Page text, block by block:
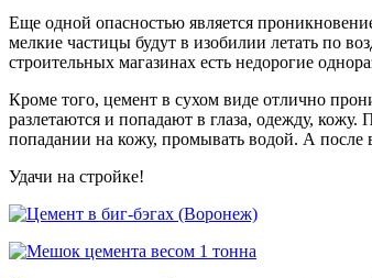
Еще одной опасностью является
мелкие частицы будут в изобилии летать по
строительных магазинах есть недорогие
Кроме того, цемент в сухом виде отлично
разлетаются и попадают в глаза, одежду,
попадании на кожу, промывать водой. А после
Удачи на стройке!